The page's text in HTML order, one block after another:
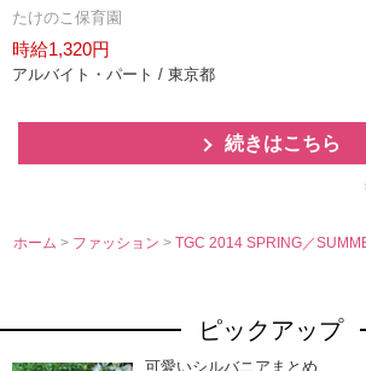
たけのこ保育園
時給1,320円
アルバイト・パート / 東京都
続きはこちら
ホーム > ファッション>TGC 2014 SPRING／
ピックアップ
可愛いシルバニアまとめ